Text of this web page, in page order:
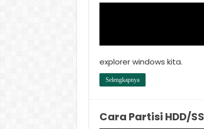
explorer windows kita.
Selengkapnya
Cara Partisi HDD/